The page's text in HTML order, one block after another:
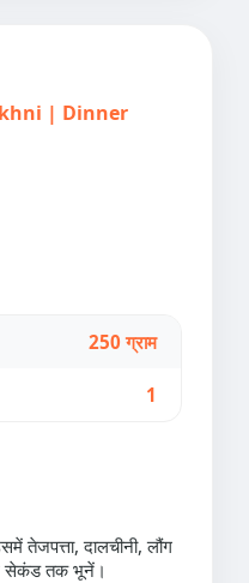
| Dinner
250 ग्राम
1
तेजपत्ता, दालचीनी, लौंग
सेकंड तक भूनें।